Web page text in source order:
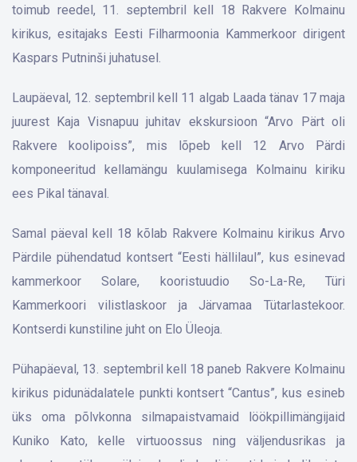
toimub reedel, 11. septembril kell 18 Rakvere Kolmainu
kirikus, esitajaks Eesti Filharmoonia Kammerkoor dirigent
Kaspars Putninši juhatusel.
Laupäeval, 12. septembril kell 11 algab Laada tänav 17 maja
juurest Kaja Visnapuu juhitav ekskursioon “Arvo Pärt oli
Rakvere koolipoiss”, mis lõpeb kell 12 Arvo Pärdi
komponeeritud kellamängu kuulamisega Kolmainu kiriku
ees Pikal tänaval.
Samal päeval kell 18 kõlab Rakvere Kolmainu kirikus Arvo
Pärdile pühendatud kontsert “Eesti hällilaul”, kus esinevad
kammerkoor Solare, kooristuudio So-La-Re, Türi
Kammerkoori vilistlaskoor ja Järvamaa Tütarlastekoor.
Kontserdi kunstiline juht on Elo Üleoja.
Pühapäeval, 13. septembril kell 18 paneb Rakvere Kolmainu
kirikus pidunädalatele punkti kontsert “Cantus”, kus esineb
üks oma põlvkonna silmapaistvamaid löökpillimängijaid
Kuniko Kato, kelle virtuoos­sus ning väljendusrikas ja